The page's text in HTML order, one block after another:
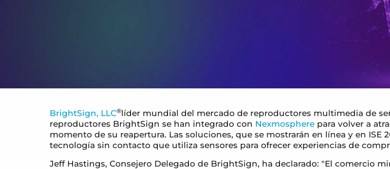
BrightSign, LLC®líder mundial del mercado de reproductores multimedia de
reproductores BrightSign se han integrado con Nexmosphere para volver a
momento de su reapertura. Las soluciones, que se mostrarán en línea y en ISE
tecnología sin contacto que utiliza sensores para ofrecer experiencias de
Jeff Hastings, Consejero Delegado de BrightSign, ha declarado: "El comercio